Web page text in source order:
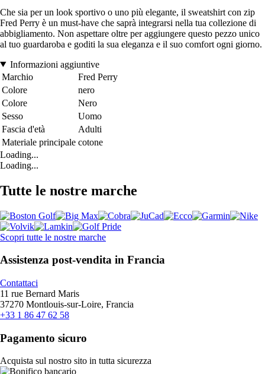
Che sia per un look sportivo o uno più elegante, il sweatshirt con zip
Fred Perry è un must-have che saprà integrarsi nella tua collezione di
abbigliamento. Non aspettare oltre per aggiungere questo pezzo unico
al tuo guardaroba e goditi la sua eleganza e il suo comfort ogni giorno.
Informazioni aggiuntive
Marchio
Fred Perry
Colore
nero
Colore
Nero
Sesso
Uomo
Fascia d'età
Adulti
Materiale principale cotone
Loading...
Loading...
Tutte le nostre marche
Scopri tutte le nostre marche
Assistenza post-vendita in Francia
Contattaci
11 rue Bernard Maris
37270 Montlouis-sur-Loire, Francia
+33 1 86 47 62 58
Pagamento sicuro
Acquista sul nostro sito in tutta sicurezza